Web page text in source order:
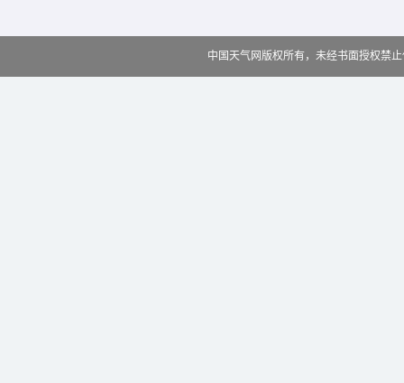
中国天气网版权所有，未经书面授权